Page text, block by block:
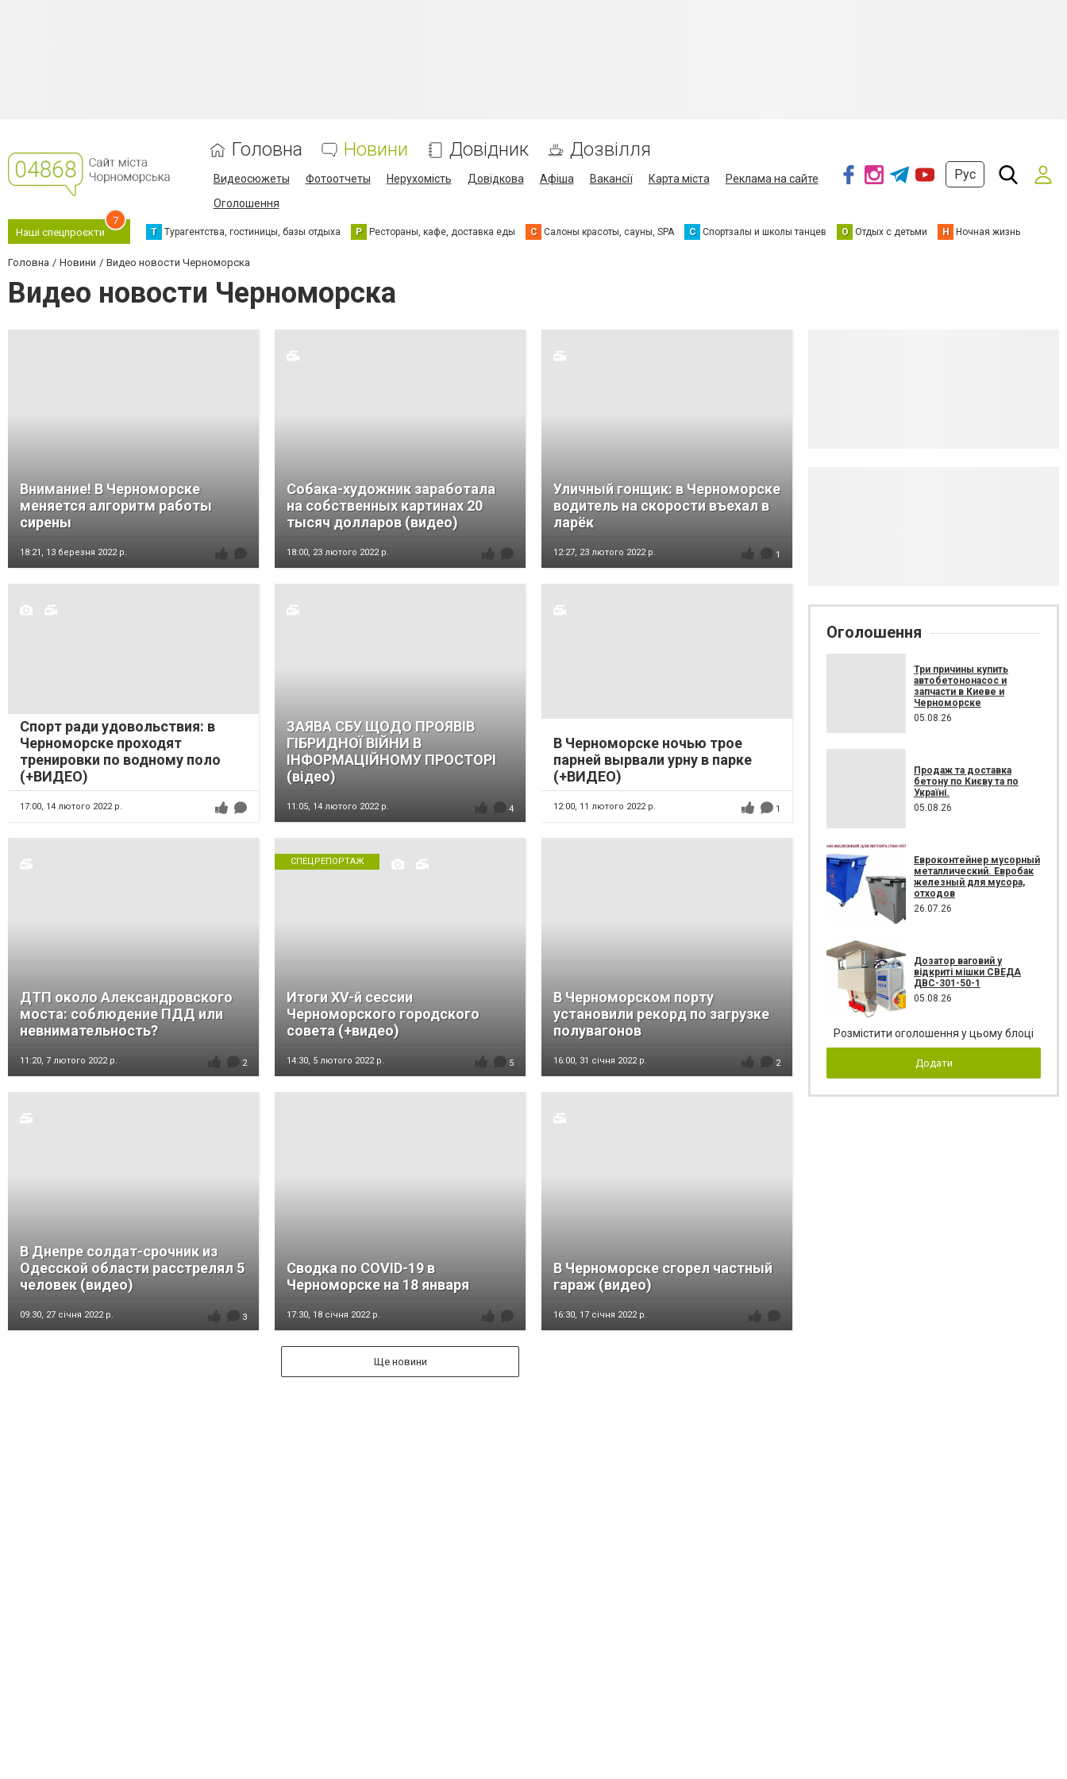
Головна Новини Довідник Дозвілля
Видеосюжеты Фотоотчеты Нерухомість Довідкова Афіша Вакансії Карта міста
Реклама на сайте
Оголошення
Рус
Наші спецпроєкти
7
Т Турагентства, гостиницы, базы отдыха Р Рестораны, кафе, доставка еды С Салоны красоты, сауны, SPA С Спортзалы и школы танцев О Отдых с детьми Н Ночная жизнь
Головна Новини Видео новости Черноморска
Видео новости Черноморска
Внимание! В Черноморске
меняется алгоритм работы
сирены
18:21, 13 березня 2022 р.
Собака-художник заработала
на собственных картинах 20
тысяч долларов (видео)
18:00, 23 лютого 2022 р.
Уличный гонщик: в Черноморске
водитель на скорости въехал в
ларёк
12:27, 23 лютого 2022 р. 1
Спорт ради удовольствия: в
Черноморске проходят
тренировки по водному поло
(+ВИДЕО)
17:00, 14 лютого 2022 р.
ЗАЯВА СБУ ЩОДО ПРОЯВІВ
ГІБРИДНОЇ ВІЙНИ В
ІНФОРМАЦІЙНОМУ ПРОСТОРІ
(відео)
11:05, 14 лютого 2022 р. 4
В Черноморске ночью трое
парней вырвали урну в парке
(+ВИДЕО)
12:00, 11 лютого 2022 р. 1
ДТП около Александровского
моста: соблюдение ПДД или
невнимательность?
11:20, 7 лютого 2022 р. 2
СПЕЦРЕПОРТАЖ
Итоги XV-й сессии
Черноморского городского
совета (+видео)
14:30, 5 лютого 2022 р. 5
В Черноморском порту
установили рекорд по загрузке
полувагонов
16:00, 31 січня 2022 р. 2
В Днепре солдат-срочник из
Одесской области расстрелял 5
человек (видео)
09:30, 27 січня 2022 р. 3
Сводка по COVID-19 в
Черноморске на 18 января
17:30, 18 січня 2022 р.
В Черноморске сгорел частный
гараж (видео)
16:30, 17 січня 2022 р.
Ще новини
Оголошення
Три причины купить
автобетононасос и
запчасти в Киеве и
Черноморске
05.08.26
Продаж та доставка
бетону по Києву та по
Україні.
05.08.26
Евроконтейнер мусорный
металлический. Евробак
железный для мусора,
отходов
26.07.26
Дозатор ваговий у
відкриті мішки СВЕДА
ДВС-301-50-1
05.08.26
Розмістити оголошення у цьому блоці
Додати